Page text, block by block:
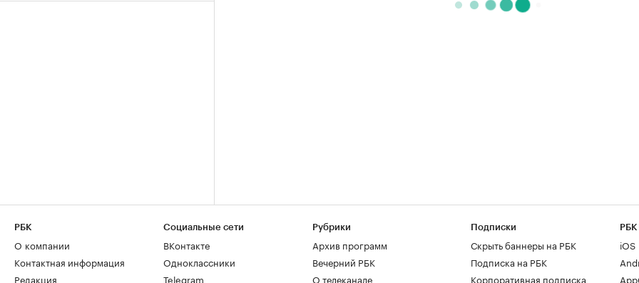
РБК
О компании
Контактная информация
Редакция
Социальные сети
ВКонтакте
Одноклассники
Telegram
Рубрики
Архив программ
Вечерний РБК
О телеканале
Подписки
Скрыть баннеры на РБК
Подписка на РБК
Корпоративная подписка
РБК
iOS